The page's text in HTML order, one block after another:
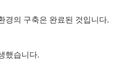
경의 구축은 완료된 것입니다.
했습니다.